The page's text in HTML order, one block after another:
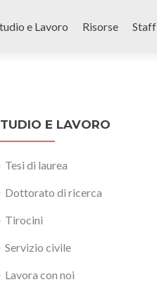
e Lavoro Risorse Staff
E LAVORO
Tesi di laurea
Dottorato di ricerca
Tirocini
Servizio civile
Lavora con noi